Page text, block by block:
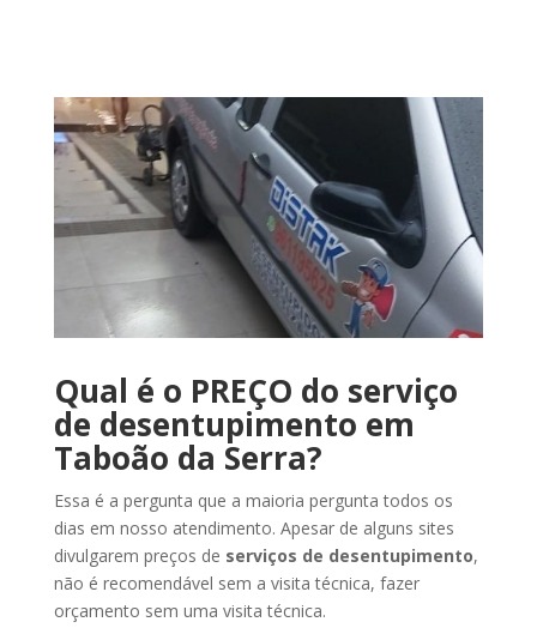
Qual é o PREÇO do serviço
de desentupimento em
Taboão da Serra?
Essa é a pergunta que a maioria pergunta todos os
dias em nosso atendimento. Apesar de alguns sites
divulgarem preços de serviços de desentupimento,
não é recomendável sem a visita técnica, fazer
orçamento sem uma visita técnica.